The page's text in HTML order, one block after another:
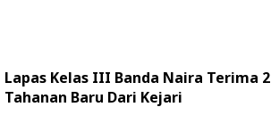
Lapas Kelas III Banda Naira Terima 2
Tahanan Baru Dari Kejari